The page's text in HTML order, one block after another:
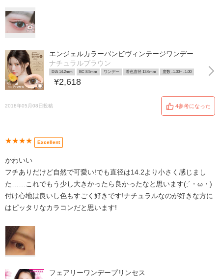
エンジェルカラーバンビヴィンテージワンデー
ナチュラルブラウン
DIA 14.2mm BC 8.5mm ワンデー 着色直径 13.6mm 度数 -1.00~ -1.00
¥2,618
2018年05月08日投稿 4参考になった
★★★★ Excellent
かわいい
フチありだけど自然で可愛い!でも直径は14.2より小さく感じまし
た……これでもう少し大きかったら良かったなと思います(;´・ω・)
付け心地は良いし色もすごく好きです!ナチュラルなのが好きな方に
はピッタリなカラコンだと思います!
フェアリーワンデープリンセス